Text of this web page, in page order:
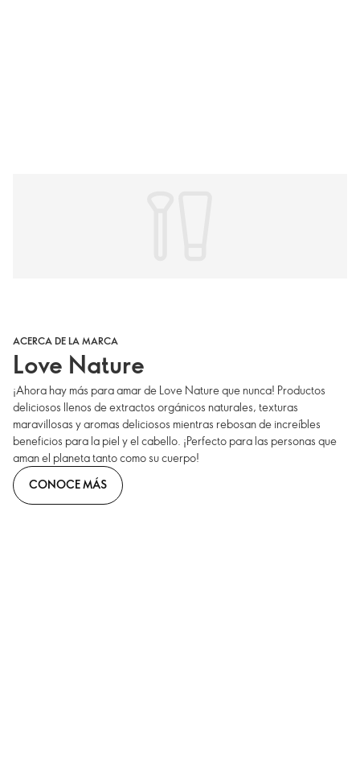
ACERCA DE LA MARCA
Love Nature
¡Ahora hay más para amar de Love Nature que nunca! Productos
deliciosos llenos de extractos orgánicos naturales, texturas
maravillosas y aromas deliciosos mientras rebosan de increíbles
beneficios para la piel y el cabello. ¡Perfecto para las personas que
aman el planeta tanto como su cuerpo!
CONOCE MÁS